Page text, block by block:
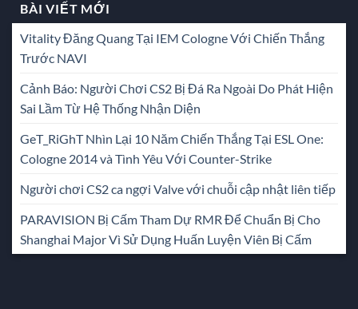
BÀI VIẾT MỚI
Vitality Đăng Quang Tại IEM Cologne Với Chiến Thắng
Trước NAVI
Cảnh Báo: Người Chơi CS2 Bị Đá Ra Ngoài Do Phát Hiện
Sai Lầm Từ Hệ Thống Nhận Diện
GeT_RiGhT Nhìn Lại 10 Năm Chiến Thắng Tại ESL One:
Cologne 2014 và Tình Yêu Với Counter-Strike
Người chơi CS2 ca ngợi Valve với chuỗi cập nhật liên tiếp
PARAVISION Bị Cấm Tham Dự RMR Để Chuẩn Bị Cho
Shanghai Major Vì Sử Dụng Huấn Luyện Viên Bị Cấm